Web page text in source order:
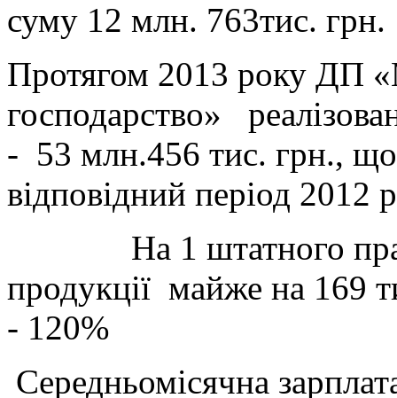
суму 12 млн. 763тис. грн.
Протягом 2013 року ДП
господарство»
- 53 млн.456 тис. грн.,
відповідний період
На 1 штатного
продукції майже на 169
- 120%
Середньомісячна